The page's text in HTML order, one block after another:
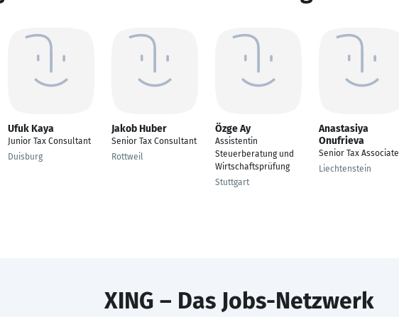
Ufuk Kaya
Junior Tax Consultant
Duisburg
Jakob Huber
Senior Tax Consultant
Rottweil
Özge Ay
Assistentin
Steuerberatung und
Wirtschaftsprüfung
Stuttgart
Anastasiya
Onufrieva
Senior Tax Associate
Liechtenstein
XING – Das Jobs-Netzwerk